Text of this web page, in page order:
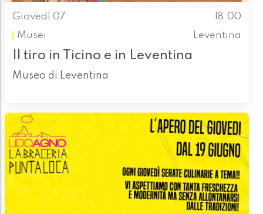
Giovedì 07
18.00
Musei
Leventina
Il tiro in Ticino e in Leventina
Museo di Leventina